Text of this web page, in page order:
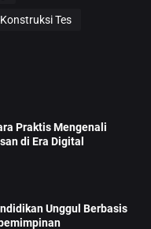
Tes
Praktis Mengenali
di Era Digital
Unggul Berbasis